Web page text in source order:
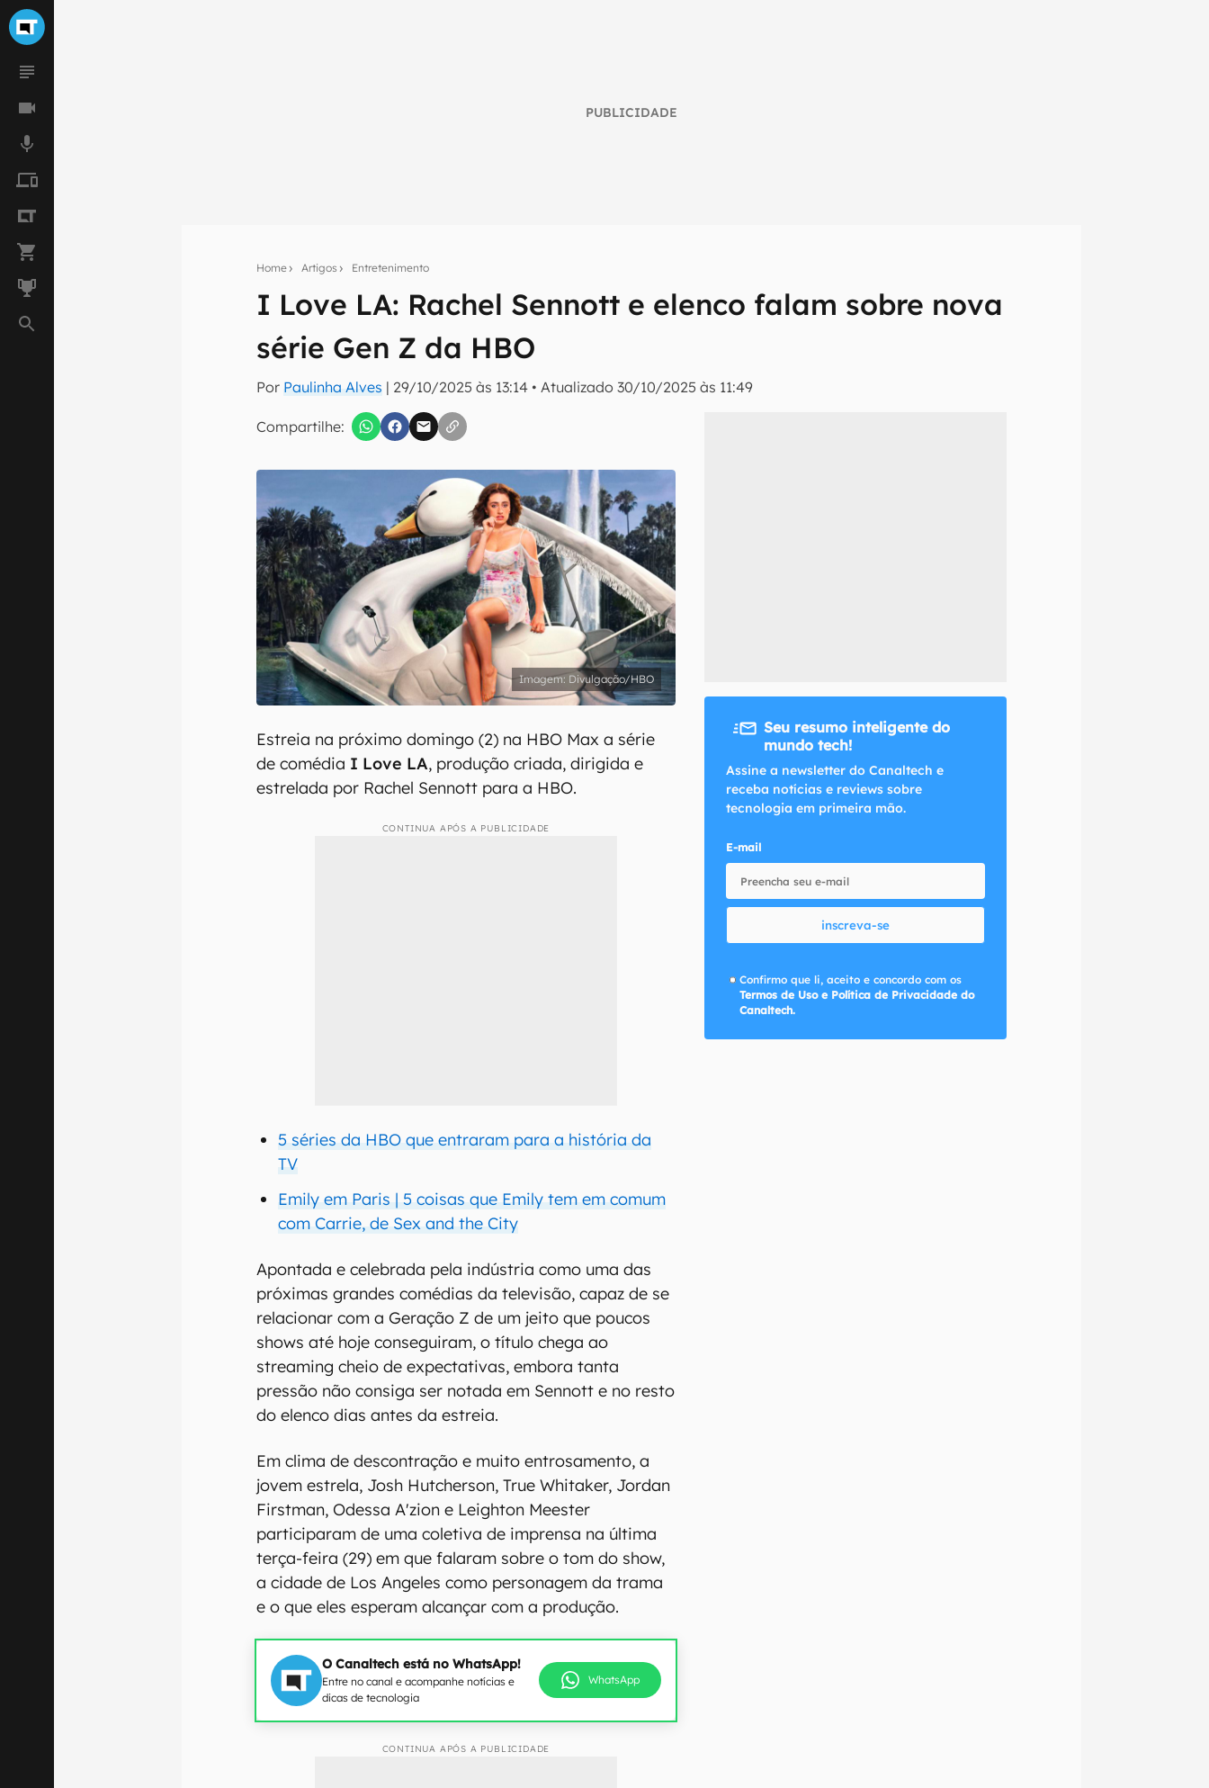
PUBLICIDADE
Home Artigos Entretenimento
I Love LA: Rachel Sennott e elenco falam sobre nova
série Gen Z da HBO
Por Paulinha Alves | 29/10/2025 às 13:14 •Atualizado30/10/2025 às 11:49
Compartilhe:
Assine a newsletter do Canaltech e receba notícias e reviews sobre tecnologia em primeira
inscreva-se
Confirmo que li, aceito e concordo com os Termos de Uso e Política de Privacidade do Canaltech.
Divulgação/HBO
Estreia na próximo domingo (2) na HBO Max a série
de comédia I Love LA, produção criada, dirigida e
estrelada por Rachel Sennott para a HBO.
CONTINUA APÓS A PUBLICIDADE
5 séries da HBO que entraram para a história da
TV
Emily em Paris | 5 coisas que Emily tem em comum
com Carrie, de Sex and the City
Apontada e celebrada pela indústria como uma das
próximas grandes comédias da televisão, capaz de se
relacionar com a Geração Z de um jeito que poucos
shows até hoje conseguiram, o título chega ao
streaming cheio de expectativas, embora tanta
pressão não consiga ser notada em Sennott e no resto
do elenco dias antes da estreia.
Em clima de descontração e muito entrosamento, a
jovem estrela, Josh Hutcherson, True Whitaker, Jordan
Firstman, Odessa A'zion e Leighton Meester
participaram de uma coletiva de imprensa na última
terça-feira (29) em que falaram sobre o tom do show,
a cidade de Los Angeles como personagem da trama
e o que eles esperam alcançar com a produção.
O Canaltech está no WhatsApp!
Entre no canal e acompanhe notícias e
dicas de tecnologia
WhatsApp
CONTINUA APÓS A PUBLICIDADE
Seu resumo inteligente do
mundo tech!
Assine a newsletter do Canaltech e
receba notícias e reviews sobre
tecnologia em primeira mão.
E-mail
inscreva-se
Confirmo que li, aceito e concordo com os
Termos de Uso e Política de Privacidade do
Canaltech.